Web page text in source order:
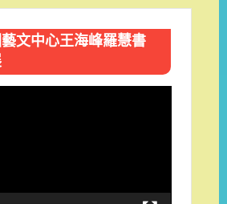
文中心王海峰羅慧書